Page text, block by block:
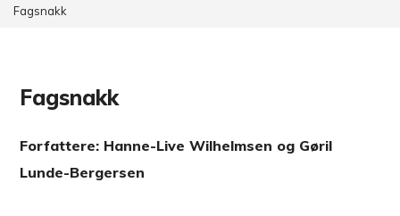
Fagsnakk
Fagsnakk
Forfattere: Hanne-Live Wilhelmsen og Gøril
Lunde-Bergersen